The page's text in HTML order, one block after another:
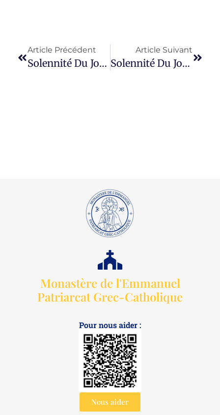
Article Précédent
Solennité Du Jour : 26 Avril 2026 Dimanche Du Paralytique Et Mémoire Du Saint Hiéromartyr BASILEUS, Métropolite D’Amasie.
Article Suivant
Solennité Du Jour : 28 Avril 2026 Mardi Du Paralytique, Et Mémoire Des Saints Apôtres JASON Et SOSIPATER, Du Nombre Des 70 Disciples.
Monastère de l'Emmanuel
Patriarcat Grec-Catholique
Pour nous aider :
Nous aider